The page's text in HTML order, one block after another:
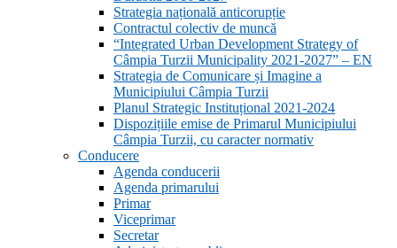
Strategia națională anticorupție
Contractul colectiv de muncă
“Integrated Urban Development Strategy of
Câmpia Turzii Municipality 2021-2027” – EN
Strategia de Comunicare și Imagine a
Municipiului Câmpia Turzii
Planul Strategic Instituțional 2021-2024
Dispozițiile emise de Primarul Municipiului
Câmpia Turzii, cu caracter normativ
Conducere
Agenda conducerii
Agenda primarului
Primar
Viceprimar
Secretar